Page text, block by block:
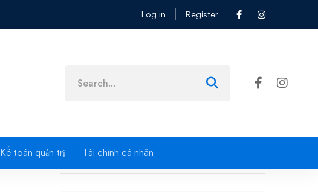
Log in Register
for:
Kế toán quản trị Tài chính cá nhân